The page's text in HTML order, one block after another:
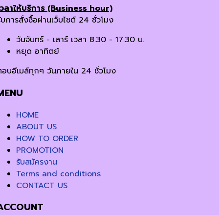
ลาให้บริการ (Business hour)
การสั่งซื้อผ่านเว็บไซต์ 24 ชั่วโมง
วันจันทร์ - เสาร์ เวลา 8.30 - 17.30 น.
หยุด อาทิตย์
บอีเมล์ทุกๆ วันภายใน 24 ชั่วโมง
HOME
ABOUT US
HOW TO ORDER
PROMOTION
รับสมัครงาน
Terms and conditions
CONTACT US